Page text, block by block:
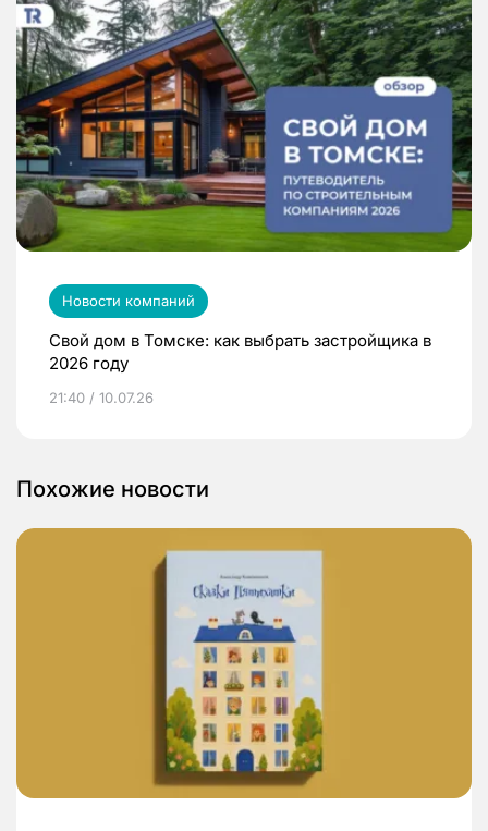
Новости компаний
Свой дом в Томске: как выбрать застройщика в
2026 году
21:40 / 10.07.26
Похожие новости